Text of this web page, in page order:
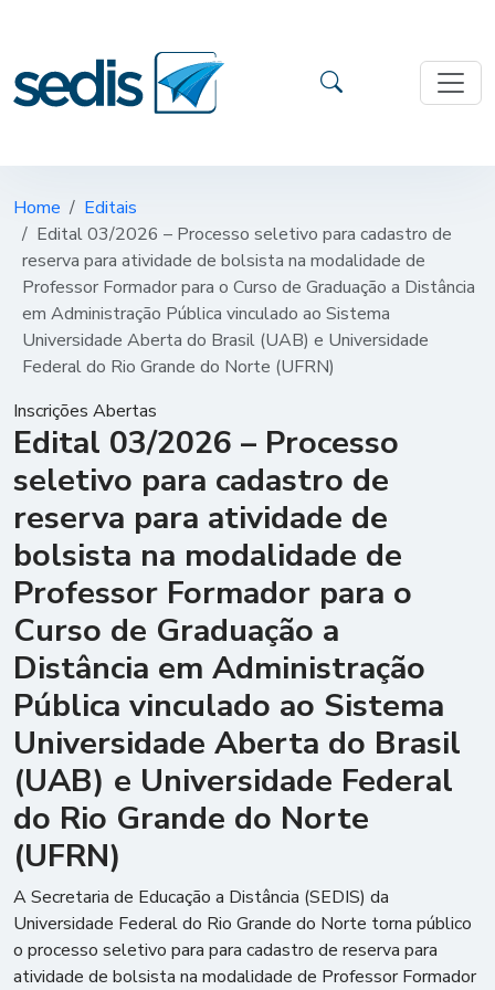
Home
Editais
Edital 03/2026 – Processo seletivo para cadastro de
reserva para atividade de bolsista na modalidade de
Professor Formador para o Curso de Graduação a Distância
em Administração Pública vinculado ao Sistema
Universidade Aberta do Brasil (UAB) e Universidade
Federal do Rio Grande do Norte (UFRN)
Inscrições Abertas
Edital 03/2026 – Processo
seletivo para cadastro de
reserva para atividade de
bolsista na modalidade de
Professor Formador para o
Curso de Graduação a
Distância em Administração
Pública vinculado ao Sistema
Universidade Aberta do Brasil
(UAB) e Universidade Federal
do Rio Grande do Norte
(UFRN)
A Secretaria de Educação a Distância (SEDIS) da
Universidade Federal do Rio Grande do Norte torna público
o processo seletivo para para cadastro de reserva para
atividade de bolsista na modalidade de Professor Formador